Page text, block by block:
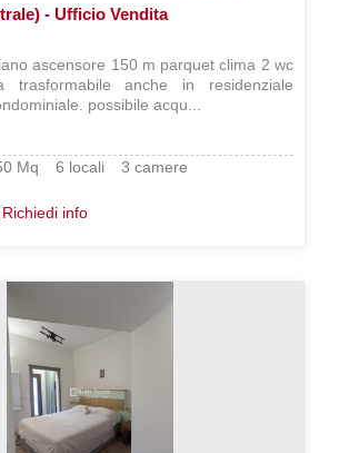
- Ufficio Vendita
ascensore 150 m parquet clima 2 wc
trasformabile anche in residenziale
possibile acqu...
Mq 6 locali 3 camere
Richiedi info